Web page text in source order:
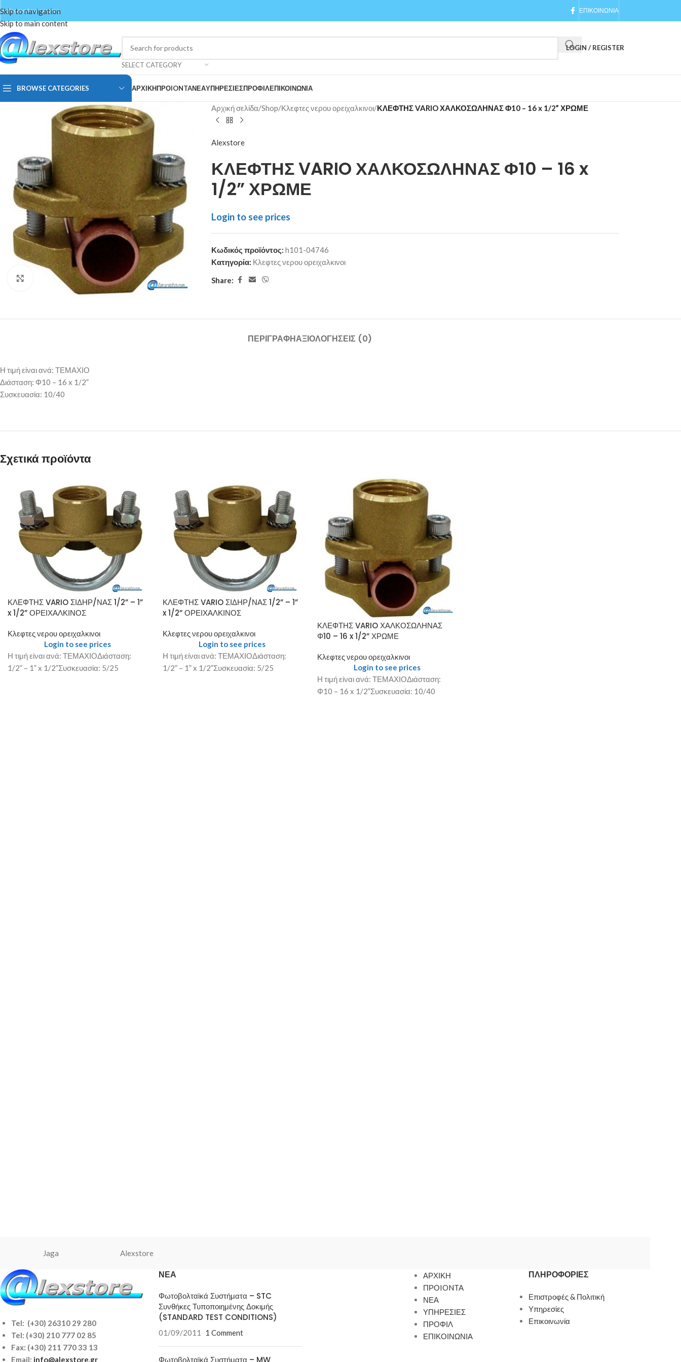
Skip to navigation
Skip to main content
welcome to alexstore ΕΠΙΚΟΙΝΩΝΙΑ
SELECT CATEGORY
LOGIN / REGISTER
BROWSE CATEGORIES ΑΡΧΙΚΗΠΡΟIONTAΝΕΑΥΠΗΡΕΣΙΕΣΠΡΟΦΙΛΕΠΙΚΟΙΝΩΝΙΑ
Click to enlarge
Αρχική σελίδα/Shop/Κλεφτες νερου ορειχαλκινοι/ΚΛΕΦΤΗΣ VARIO ΧΑΛΚΟΣΩΛΗΝΑΣ Φ10 – 16 x 1/2” ΧΡΩΜΕ
Alexstore
ΚΛΕΦΤΗΣ VARIO ΧΑΛΚΟΣΩΛΗΝΑΣ Φ10 – 16 x
1/2” ΧΡΩΜΕ
Login to see prices
Κωδικός προϊόντος:h101-04746
Κατηγορία: Κλεφτες νερου ορειχαλκινοι
Share:
ΠΕΡΙΓΡΑΦΉΑΞΙΟΛΟΓΉΣΕΙΣ (0)
Η τιμή είναι ανά: ΤΕΜΑΧΙΟ
Διάσταση: Φ10 – 16 x 1/2”
Συσκευασία: 10/40
Σχετικά προϊόντα
ΚΛΕΦΤΗΣ VARIO ΣΙΔΗΡ/ΝΑΣ 1/2” – 1”
x 1/2” ΟΡΕΙΧΑΛΚΙΝΟΣ
Κλεφτες νερου ορειχαλκινοι
Login to see prices
Η τιμή είναι ανά: ΤΕΜΑΧΙΟΔιάσταση:
1/2” – 1” x 1/2”Συσκευασία: 5/25
ΚΛΕΦΤΗΣ VARIO ΣΙΔΗΡ/ΝΑΣ 1/2” – 1”
x 1/2” ΟΡΕΙΧΑΛΚΙΝΟΣ
Κλεφτες νερου ορειχαλκινοι
Login to see prices
Η τιμή είναι ανά: ΤΕΜΑΧΙΟΔιάσταση:
1/2” – 1” x 1/2”Συσκευασία: 5/25
ΚΛΕΦΤΗΣ VARIO ΧΑΛΚΟΣΩΛΗΝΑΣ
Φ10 – 16 x 1/2” ΧΡΩΜΕ
Κλεφτες νερου ορειχαλκινοι
Login to see prices
Η τιμή είναι ανά: ΤΕΜΑΧΙΟΔιάσταση:
Φ10 – 16 x 1/2”Συσκευασία: 10/40
Jaga Alexstore
Tel: (+30) 26310 29 280
Tel: (+30) 210 777 02 85
Fax: (+30) 211 770 33 13
Email: info@alexstore.gr
ΝΈΑ
Φωτοβολταϊκά Συστήματα – STC
Συνθήκες Τυποποιημένης Δοκιμής
(STANDARD TEST CONDITIONS)
01/09/2011 1 Comment
Φωτοβολταϊκά Συστήματα – MW
ΑΡΧΙΚΗ
ΠΡΟIONTA
ΝΕΑ
ΥΠΗΡΕΣΙΕΣ
ΠΡΟΦΙΛ
ΕΠΙΚΟΙΝΩΝΙΑ
ΠΛΗΡΟΦΟΡΊΕΣ
Επιστροφές & Πολιτική
Υπηρεσίες
Επικοινωνία